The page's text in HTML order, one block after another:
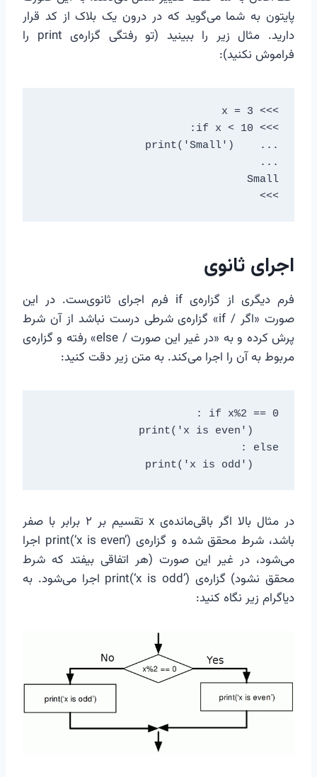
پایتون به شما می‌گوید که در درون یک بلاک از کد قرار
دارید. مثال زیر را ببینید (تو رفتگی گزاره‌ی print را
فراموش نکنید):
>>>
اجرای ثانوی
فرم دیگری از گزاره‌ی if فرم اجرای ثانوی‌ست. در این
صورت «اگر / if» گزاره‌ی شرطی درست نباشد از آن شرط
پرش کرده و به «در غیر این صورت / else» رفته و گزاره‌ی
مربوط به آن را اجرا می‌کند. به متن زیر دقت کنید:
در مثال بالا اگر باقی‌مانده‌ی x تقسیم بر ۲ برابر با صفر
باشد، شرط محقق شده و گزاره‌ی print(‘x is even’) اجرا
می‌شود، در غیر این صورت (هر اتفاقی بیفتد که شرط
محقق نشود) گزاره‌ی print(‘x is odd’) اجرا می‌شود. به
دیاگرام زیر نگاه کنید: